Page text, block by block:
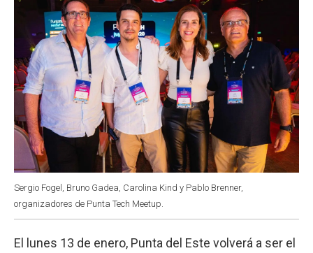
Sergio Fogel, Bruno Gadea, Carolina Kind y Pablo Brenner,
organizadores de Punta Tech Meetup.
El lunes 13 de enero, Punta del Este volverá a ser el